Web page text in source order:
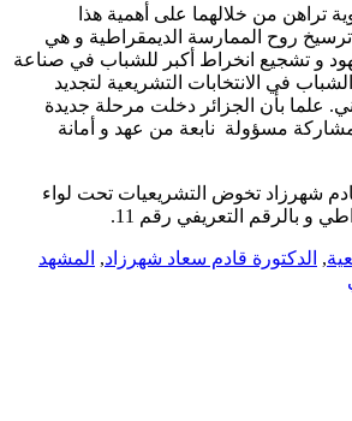
تراهن من خلالهما على أهمية هذا
روح الممارسة الديمقراطية و هي
و تشجيع انخراط أكبر للشباب في صناعة
في الانتخابات التشريعية لتجديد
علما بأن الجزائر دخلت مرحلة جديدة
مسؤولة نابعة من عهد و أمانة
شهرزاد تخوض التشريعيات تحت لواء
و بالرقم التعريفي رقم 11.
, الدكتورة قادم سعاد شهرزاد, المشهد